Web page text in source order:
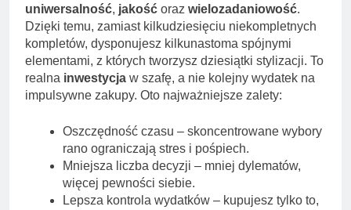
uniwersalność, jakość oraz wielozadaniowość.
Dzięki temu, zamiast kilkudziesięciu niekompletnych
kompletów, dysponujesz kilkunastoma spójnymi
elementami, z których tworzysz dziesiątki stylizacji. To
realna inwestycja w szafę, a nie kolejny wydatek na
impulsywne zakupy. Oto najważniejsze zalety:
Oszczędność czasu – skoncentrowane wybory
rano ograniczają stres i pośpiech.
Mniejsza liczba decyzji – mniej dylematów,
więcej pewności siebie.
Lepsza kontrola wydatków – kupujesz tylko to,